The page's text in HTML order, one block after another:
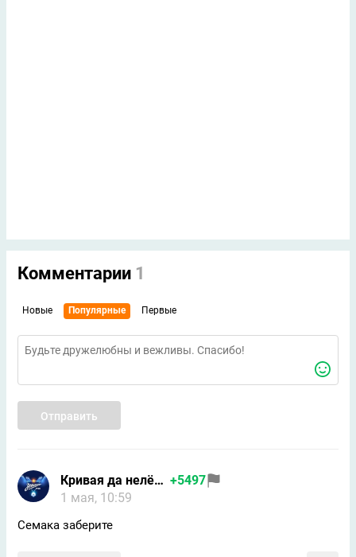
Комментарии 1
Новые Популярные Первые
Отправить
Кривая да нелёгкая +5497
1 мая, 10:59
Семака заберите